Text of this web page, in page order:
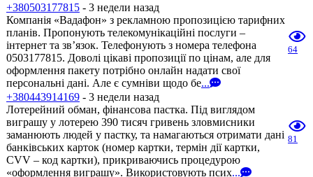
+380503177815 - 3 недели назад
Компанія «Вадафон» з рекламною пропозицією тарифних
планів. Пропонують телекомунікаційні послуги –
інтернет та зв’язок. Телефонують з номера телефона
0503177815. Доволі цікаві пропозиції по цінам, але для
оформлення пакету потрібно онлайн надати свої
персональні дані. Але є сумніви щодо бе...
64
+380443914169 - 3 недели назад
Лотерейний обман, фінансова пастка. Під виглядом
виграшу у лотерею 390 тисяч гривень зловмисники
заманюють людей у пастку, та намагаються отримати дані
банківських карток (номер картки, термін дії картки,
CVV – код картки), прикриваючись процедурою
«оформлення виграшу». Використовують псих...
81